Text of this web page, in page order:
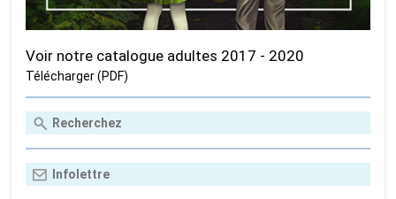
Voir notre catalogue adultes 2017 - 2020
Télécharger (PDF)